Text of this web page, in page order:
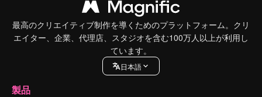
最高のクリエイティブ制作を導くためのプラットフォーム。クリ
エイター、企業、代理店、スタジオを含む100万人以上が利用し
ています。
日本語
製品